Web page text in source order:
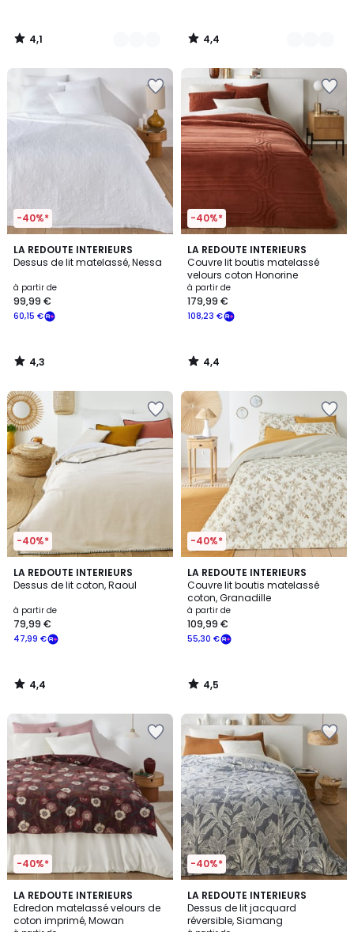
4,1
/
4,4
/
-40%*
LA REDOUTE INTERIEURS
Dessus de lit matelassé, Nessa
à partir de
60,15 €
99,99 €
4,3
/ 5
4,3
/
-40%*
LA REDOUTE INTERIEURS
Couvre lit boutis matelassé
velours coton Honorine
à partir de
108,23 €
179,99 €
4,4
/ 5
4,4
/
-40%*
LA REDOUTE INTERIEURS
Dessus de lit coton, Raoul
à partir de
47,99 €
79,99 €
4,4
/ 5
4,4
/
-40%*
LA REDOUTE INTERIEURS
Couvre lit boutis matelassé
coton, Granadille
à partir de
55,30 €
109,99 €
4,5
/ 5
4,5
/
-40%*
LA REDOUTE INTERIEURS
Edredon matelassé velours de
coton imprimé, Mowan
5
/
5
-40%*
LA REDOUTE INTERIEURS
Dessus de lit jacquard
réversible, Siamang
4,5
/ 5